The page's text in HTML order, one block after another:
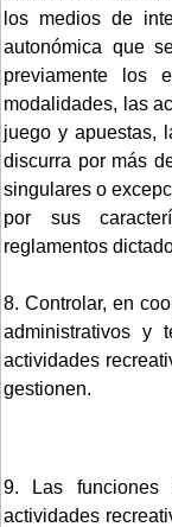
los medios de
autonómica que
previamente los
modalidades, las
juego y apuestas,
discurra por más
singulares o
por sus
reglamentos
8. Controlar, en
administrativos y
actividades
gestionen.
9. Las funciones
actividades